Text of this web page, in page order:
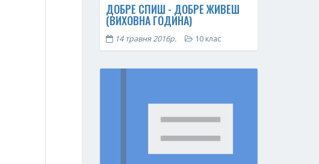
ДОБРЕ СПИШ - ДОБРЕ ЖИВЕШ
(ВИХОВНА ГОДИНА)
14 травня 2016р. 10 клас